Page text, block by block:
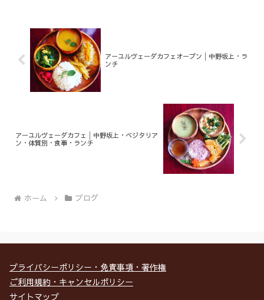
アーユルヴェーダカフェオープン│中野坂上・ラ
ンチ
アーユルヴェーダカフェ│中野坂上・ベジタリア
ン・体質別・食事・ランチ
ホーム ブログ
プライバシーポリシー・免責事項・著作権
ご利用規約・キャンセルポリシー
サイトマップ